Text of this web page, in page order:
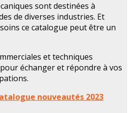
sont destinées à
de diverses industries. Et
ce catalogue peut être un
et techniques
échanger et répondre à vos
nouveautés 2023